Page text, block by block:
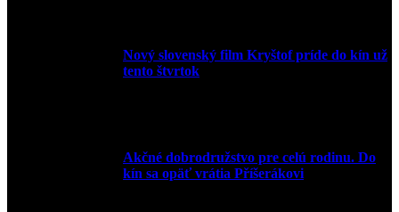
Nový slovenský film Kryštof príde do kín už
tento štvrtok
Akčné dobrodružstvo pre celú rodinu. Do
kín sa opäť vrátia Příšerákovi